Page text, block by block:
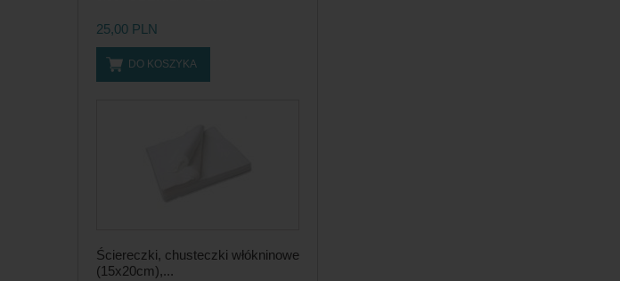
25,00 PLN
DO KOSZYKA
Ściereczki, chusteczki włókninowe
(15x20cm),...